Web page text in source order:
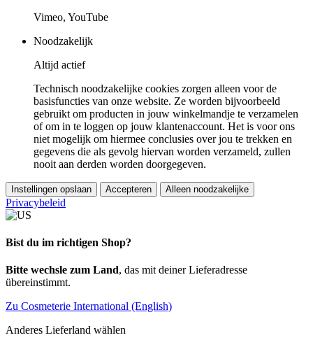
Vimeo, YouTube
Noodzakelijk
Altijd actief
Technisch noodzakelijke cookies zorgen alleen voor de
basisfuncties van onze website. Ze worden bijvoorbeeld
gebruikt om producten in jouw winkelmandje te verzamelen
of om in te loggen op jouw klantenaccount. Het is voor ons
niet mogelijk om hiermee conclusies over jou te trekken en
gegevens die als gevolg hiervan worden verzameld, zullen
nooit aan derden worden doorgegeven.
Instellingen opslaan Accepteren Alleen noodzakelijke
Privacybeleid
Bist du im richtigen Shop?
Bitte wechsle zum Land, das mit deiner Lieferadresse
übereinstimmt.
Zu Cosmeterie International (English)
Anderes Lieferland wählen